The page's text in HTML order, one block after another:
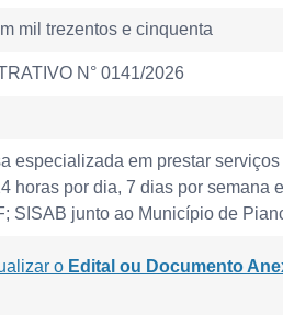
mil trezentos e cinquenta
N° 0141/2026
especializada em prestar
horas por dia, 7 dias por semana
SISAB junto ao Município de
o Edital ou Documento